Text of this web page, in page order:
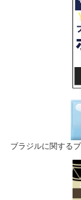
ブラジルに関する